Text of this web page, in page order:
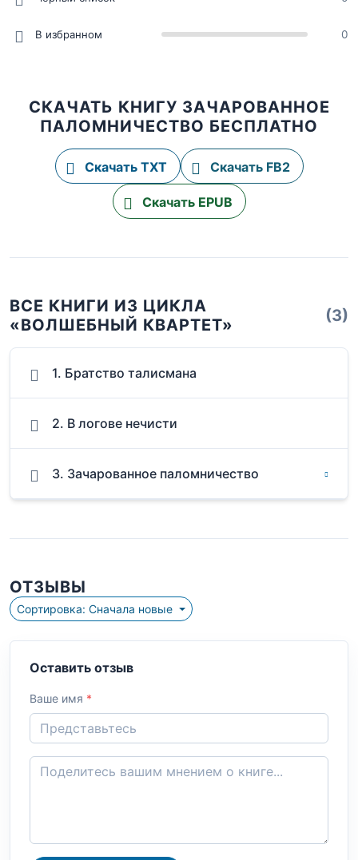
В избранном 0
СКАЧАТЬ КНИГУ ЗАЧАРОВАННОЕ
ПАЛОМНИЧЕСТВО БЕСПЛАТНО
Скачать TXT Скачать FB2
Скачать EPUB
ВСЕ КНИГИ ИЗ ЦИКЛА
«ВОЛШЕБНЫЙ КВАРТЕТ»
(3)
1. Братство талисмана
2. В логове нечисти
3. Зачарованное паломничество
ОТЗЫВЫ
Сортировка: Сначала новые
Оставить отзыв
Ваше имя *